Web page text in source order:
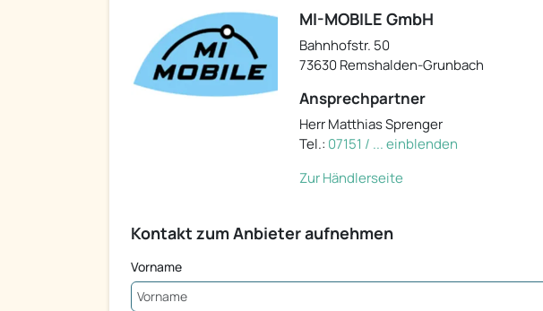
MI-MOBILE GmbH
Bahnhofstr. 50
73630 Remshalden-Grunbach
Ansprechpartner
Herr Matthias Sprenger
Tel.: 07151 / ... einblenden
Zur Händlerseite
Kontakt zum Anbieter aufnehmen
Vorname